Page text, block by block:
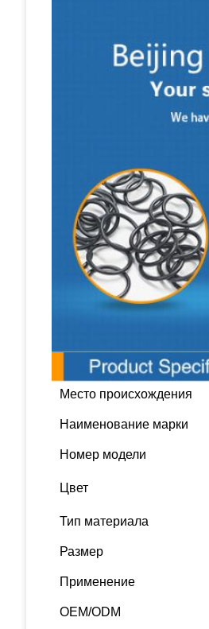
Место происхождения
Наименование марки
Номер модели
Цвет
Тип материала
Размер
Применение
OEM/ODM